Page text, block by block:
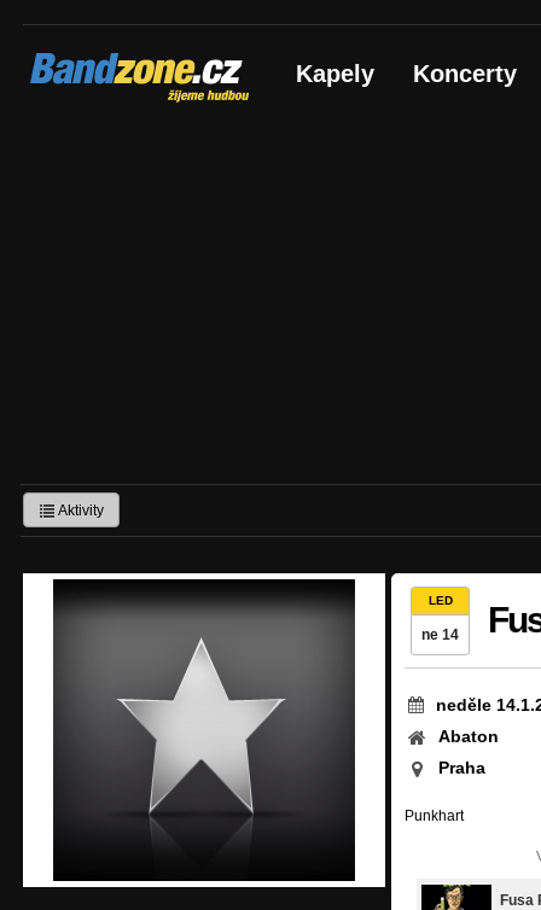
Bandzone.cz
žijeme hudbou Kapely Koncerty
Aktivity
LED
ne 14
neděle
Abaton
Praha
Punkhart
Fusa